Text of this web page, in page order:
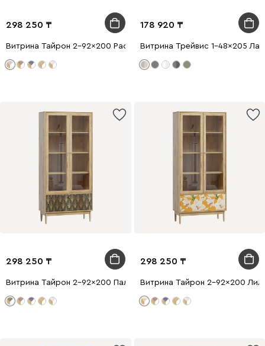
298 250
Витрина Тайрон 2-92x200 Рассвет ​
178 920
Витрина Трейвис 1-48x205
298 250
Витрина Тайрон 2-92x200 Пальма ​
298 250
Витрина Тайрон 2-92x200